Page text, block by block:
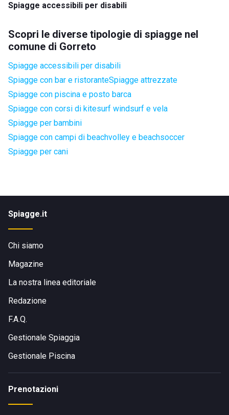
Spiagge accessibili per disabili
Scopri le diverse tipologie di spiagge nel
comune di Gorreto
Spiagge accessibili per disabili
Spiagge con bar e ristoranteSpiagge attrezzate
Spiagge con piscina e posto barca
Spiagge con corsi di kitesurf windsurf e vela
Spiagge per bambini
Spiagge con campi di beachvolley e beachsoccer
Spiagge per cani
Spiagge.it
Chi siamo
Magazine
La nostra linea editoriale
Redazione
F.A.Q.
Gestionale Spiaggia
Gestionale Piscina
Prenotazioni